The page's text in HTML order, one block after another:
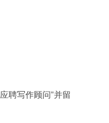
应聘写作顾问”并留